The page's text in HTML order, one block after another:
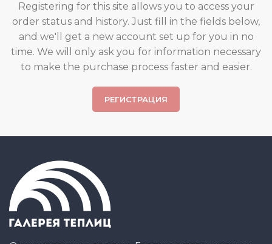
Registering for this site allows you to access your
order status and history. Just fill in the fields below,
and we'll get a new account set up for you in no
time. We will only ask you for information necessary
to make the purchase process faster and easier.
РЕГИСТРАЦИЯ